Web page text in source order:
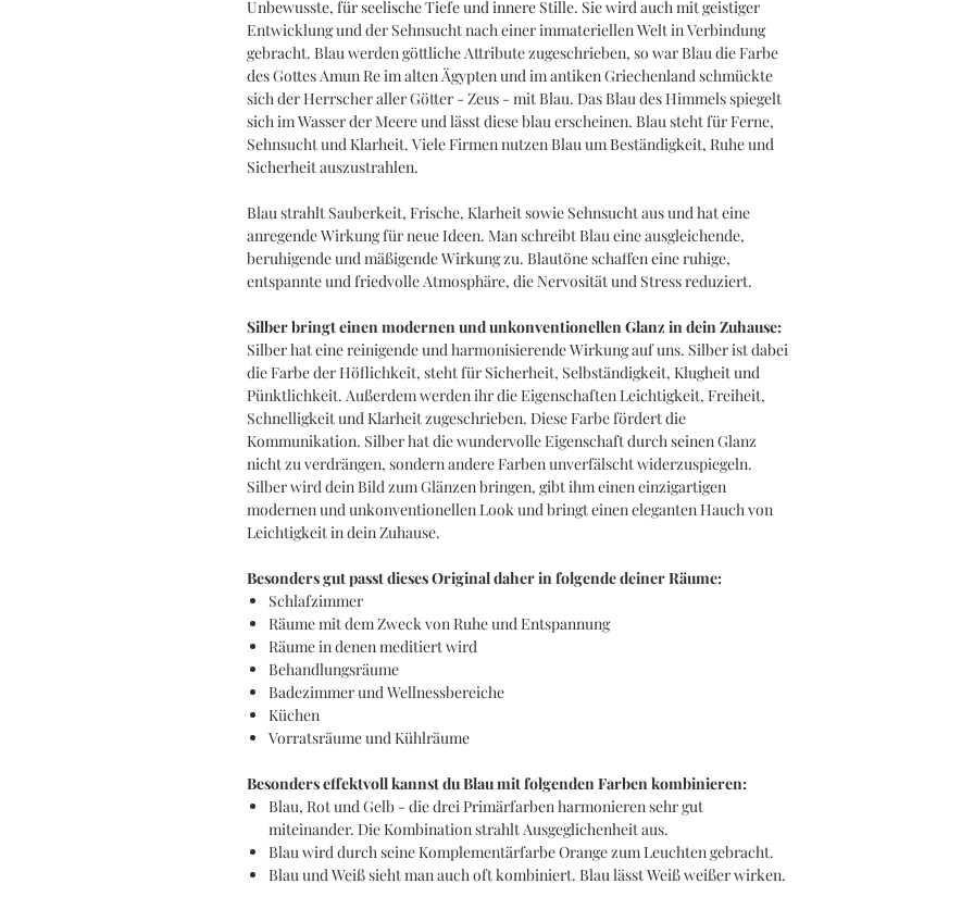
Unbewusste, für seelische Tiefe und innere Stille. Sie wird auch mit geistiger
Entwicklung und der Sehnsucht nach einer immateriellen Welt in Verbindung
gebracht. Blau werden göttliche Attribute zugeschrieben, so war Blau die Farbe
des Gottes Amun Re im alten Ägypten und im antiken Griechenland schmückte
sich der Herrscher aller Götter - Zeus - mit Blau. Das Blau des Himmels spiegelt
sich im Wasser der Meere und lässt diese blau erscheinen. Blau steht für Ferne,
Sehnsucht und Klarheit. Viele Firmen nutzen Blau um Beständigkeit, Ruhe und
Sicherheit auszustrahlen.
Blau strahlt Sauberkeit, Frische, Klarheit sowie Sehnsucht aus und hat eine
anregende Wirkung für neue Ideen. Man schreibt Blau eine ausgleichende,
beruhigende und mäßigende Wirkung zu. Blautöne schaffen eine ruhige,
entspannte und friedvolle Atmosphäre, die Nervosität und Stress reduziert.
Silber bringt einen modernen und unkonventionellen Glanz in dein Zuhause:
Silber hat eine reinigende und harmonisierende Wirkung auf uns. Silber ist dabei
die Farbe der Höflichkeit, steht für Sicherheit, Selbständigkeit, Klugheit und
Pünktlichkeit. Außerdem werden ihr die Eigenschaften Leichtigkeit, Freiheit,
Schnelligkeit und Klarheit zugeschrieben. Diese Farbe fördert die
Kommunikation. Silber hat die wundervolle Eigenschaft durch seinen Glanz
nicht zu verdrängen, sondern andere Farben unverfälscht widerzuspiegeln.
Silber wird dein Bild zum Glänzen bringen, gibt ihm einen einzigartigen
modernen und unkonventionellen Look und bringt einen eleganten Hauch von
Leichtigkeit in dein Zuhause.
Besonders gut passt dieses Original daher in folgende deiner Räume:
Schlafzimmer
Räume mit dem Zweck von Ruhe und Entspannung
Räume in denen meditiert wird
Behandlungsräume
Badezimmer und Wellnessbereiche
Küchen
Vorratsräume und Kühlräume
Besonders effektvoll kannst du Blau mit folgenden Farben kombinieren:
Blau, Rot und Gelb - die drei Primärfarben harmonieren sehr gut
miteinander. Die Kombination strahlt Ausgeglichenheit aus.
Blau wird durch seine Komplementärfarbe Orange zum Leuchten gebracht.
Blau und Weiß sieht man auch oft kombiniert. Blau lässt Weiß weißer wirken.